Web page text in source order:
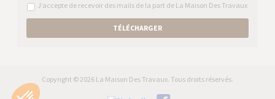
J’accepte de recevoir des mails de la part de La Maison Des Travaux
TÉLÉCHARGER
Copyright © 2026 La Maison Des Travaux. Tous droits réservés.